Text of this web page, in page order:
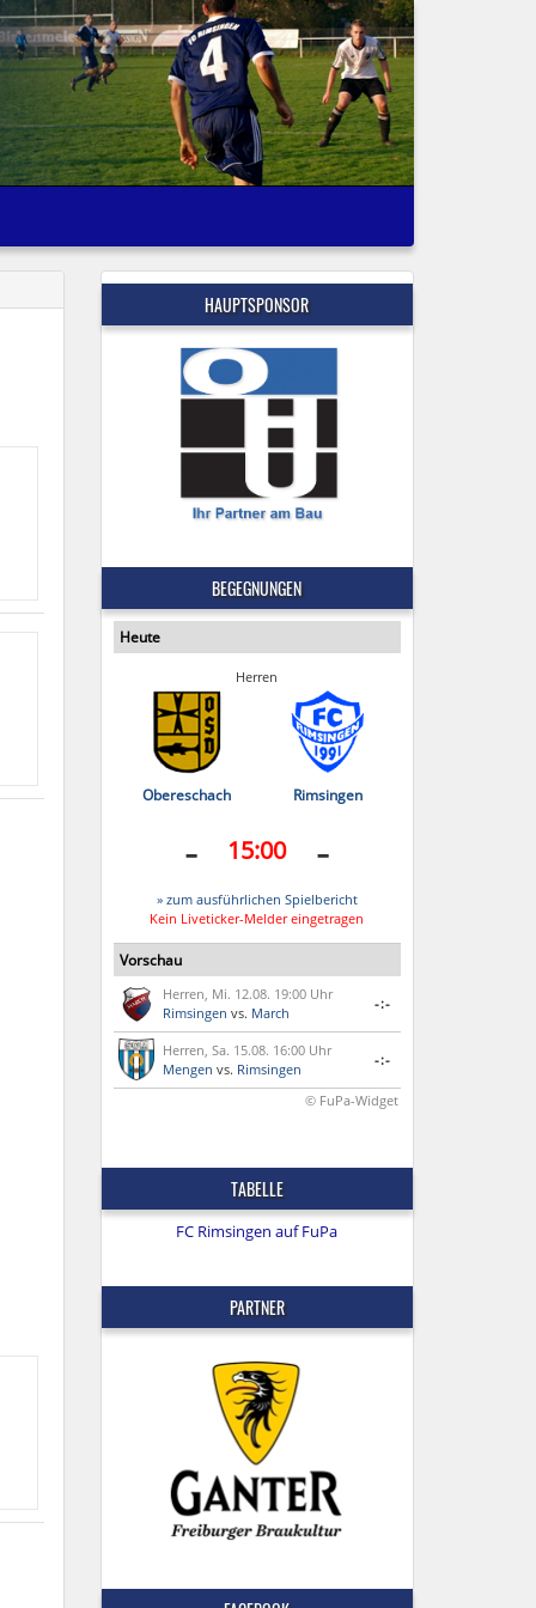
HAUPTSPONSOR
BEGEGNUNGEN
Heute
Herren
Obereschach Rimsingen
- 15:00 -
» zum ausführlichen Spielbericht
Kein Liveticker-Melder eingetragen
Vorschau
Herren, Mi. 12.08. 19:00 Uhr
Rimsingen vs. March
-:-
Herren, Sa. 15.08. 16:00 Uhr
Mengen vs. Rimsingen
-:-
© FuPa-Widget
TABELLE
FC Rimsingen auf FuPa
PARTNER